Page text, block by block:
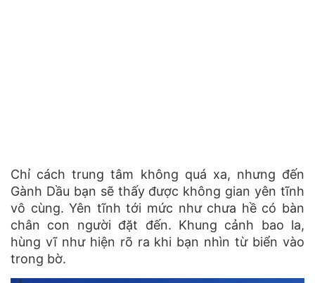
Chỉ cách trung tâm không quá xa, nhưng đến
Gành Dầu bạn sẽ thấy được không gian yên tĩnh
vô cùng. Yên tĩnh tới mức như chưa hề có bàn
chân con người đặt đến. Khung cảnh bao la,
hùng vĩ như hiện rõ ra khi bạn nhìn từ biển vào
trong bờ.